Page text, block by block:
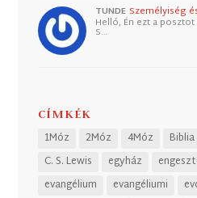
TUNDE Személyiség
Helló, Én ezt a
S…
CÍMKÉK
1Móz 2Móz 4Móz Biblia
C. S. Lewis
egyház
evangélium
evangéliumi